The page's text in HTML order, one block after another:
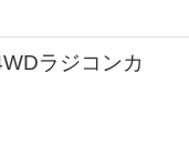
ラジコンカ